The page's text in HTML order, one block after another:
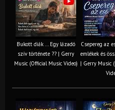
Bukott diák ... Egy lázadó
szív története ?? | Gerry
Music (Official Music Video)
Csepereg az
emlékek és
| Gerry Music